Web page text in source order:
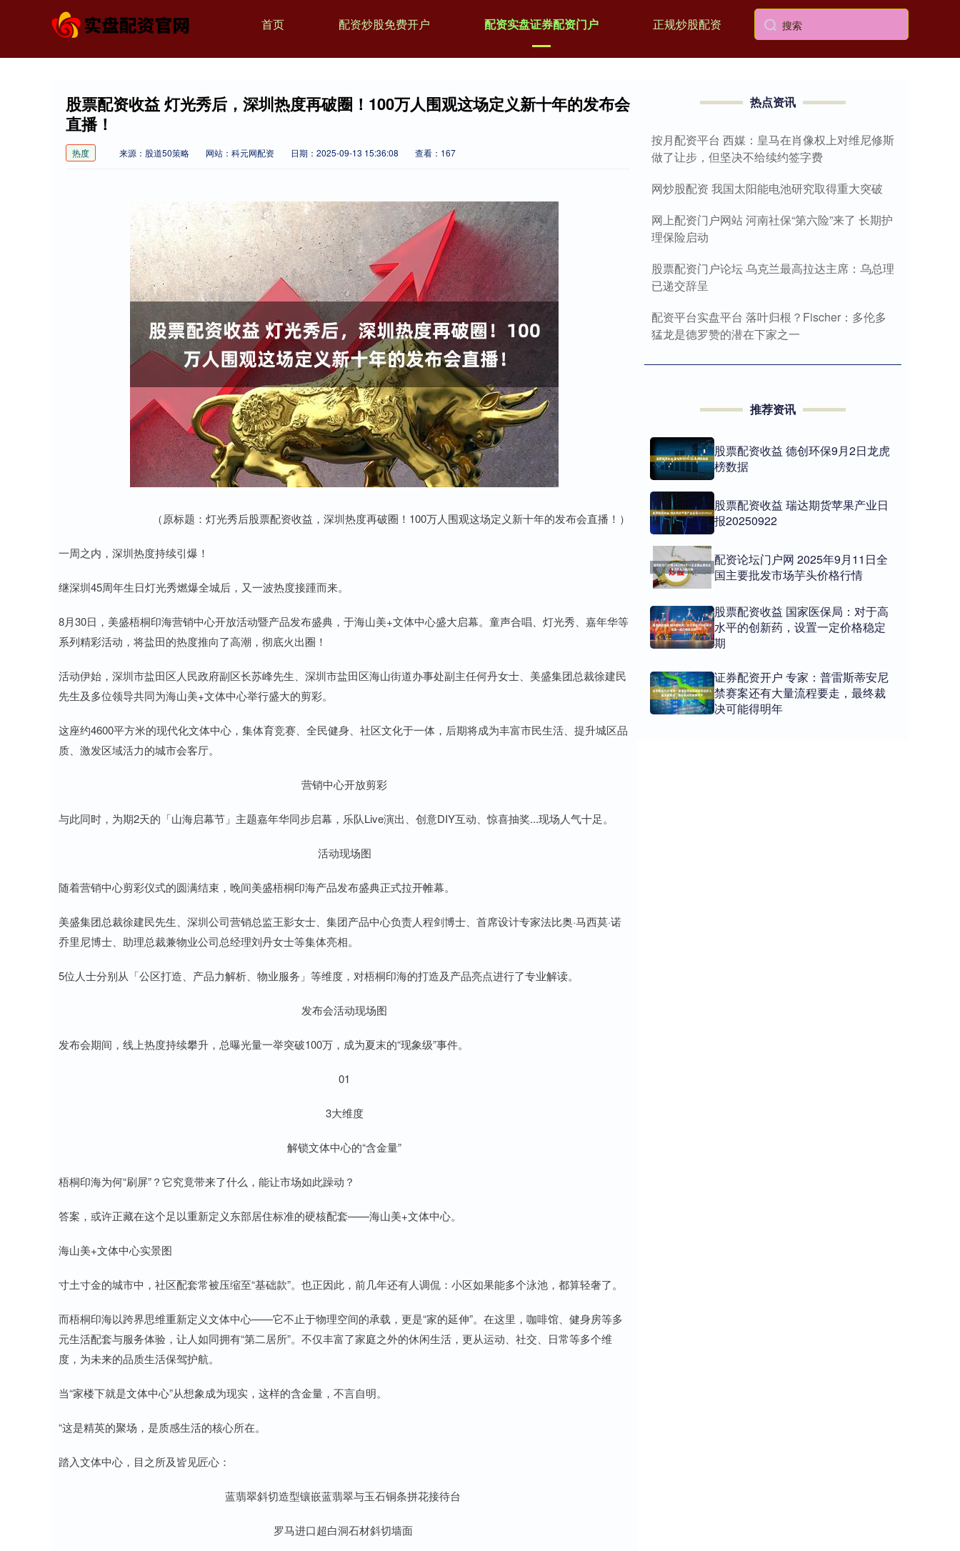
首页 配资炒股免费开户 配资实盘证券配资门户 正规炒股配资
股票配资收益 灯光秀后，深圳热度再破圈！100万人围观这场定义新十年的发布会
直播！
热度 来源：股道50策略 网站：科元网配资 日期：2025-09-13 15:36:08 查看：167
（原标题：灯光秀后股票配资收益，深圳热度再破圈！100万人围观这场定义新十年的发布会直播！）
一周之内，深圳热度持续引爆！
继深圳45周年生日灯光秀燃爆全城后，又一波热度接踵而来。
8月30日，美盛梧桐印海营销中心开放活动暨产品发布盛典，于海山美+文体中心盛大启幕。童声合唱、灯光秀、嘉年华等
系列精彩活动，将盐田的热度推向了高潮，彻底火出圈！
活动伊始，深圳市盐田区人民政府副区长苏峰先生、深圳市盐田区海山街道办事处副主任何丹女士、美盛集团总裁徐建民
先生及多位领导共同为海山美+文体中心举行盛大的剪彩。
这座约4600平方米的现代化文体中心，集体育竞赛、全民健身、社区文化于一体，后期将成为丰富市民生活、提升城区品
质、激发区域活力的城市会客厅。
营销中心开放剪彩
与此同时，为期2天的「山海启幕节」主题嘉年华同步启幕，乐队Live演出、创意DIY互动、惊喜抽奖...现场人气十足。
活动现场图
随着营销中心剪彩仪式的圆满结束，晚间美盛梧桐印海产品发布盛典正式拉开帷幕。
美盛集团总裁徐建民先生、深圳公司营销总监王影女士、集团产品中心负责人程剑博士、首席设计专家法比奥·马西莫·诺
乔里尼博士、助理总裁兼物业公司总经理刘丹女士等集体亮相。
5位人士分别从「公区打造、产品力解析、物业服务」等维度，对梧桐印海的打造及产品亮点进行了专业解读。
发布会活动现场图
发布会期间，线上热度持续攀升，总曝光量一举突破100万，成为夏末的“现象级”事件。
01
3大维度
解锁文体中心的“含金量”
梧桐印海为何“刷屏”？它究竟带来了什么，能让市场如此躁动？
答案，或许正藏在这个足以重新定义东部居住标准的硬核配套——海山美+文体中心。
海山美+文体中心实景图
寸土寸金的城市中，社区配套常被压缩至“基础款”。也正因此，前几年还有人调侃：小区如果能多个泳池，都算轻奢了。
而梧桐印海以跨界思维重新定义文体中心——它不止于物理空间的承载，更是“家的延伸”。在这里，咖啡馆、健身房等多
元生活配套与服务体验，让人如同拥有“第二居所”。不仅丰富了家庭之外的休闲生活，更从运动、社交、日常等多个维
度，为未来的品质生活保驾护航。
当“家楼下就是文体中心”从想象成为现实，这样的含金量，不言自明。
“这是精英的聚场，是质感生活的核心所在。
踏入文体中心，目之所及皆见匠心：
蓝翡翠斜切造型镶嵌蓝翡翠与玉石铜条拼花接待台
罗马进口超白洞石材斜切墙面
热点资讯
按月配资平台 西媒：皇马在肖像权上对维尼修斯
做了让步，但坚决不给续约签字费
网炒股配资 我国太阳能电池研究取得重大突破
网上配资门户网站 河南社保“第六险”来了 长期护
理保险启动
股票配资门户论坛 乌克兰最高拉达主席：乌总理
已递交辞呈
配资平台实盘平台 落叶归根？Fischer：多伦多
猛龙是德罗赞的潜在下家之一
推荐资讯
股票配资收益 德创环保9月2日龙虎
榜数据
股票配资收益 瑞达期货苹果产业日
报20250922
配资论坛门户网 2025年9月11日全
国主要批发市场芋头价格行情
股票配资收益 国家医保局：对于高
水平的创新药，设置一定价格稳定
期
证券配资开户 专家：普雷斯蒂安尼
禁赛案还有大量流程要走，最终裁
决可能得明年